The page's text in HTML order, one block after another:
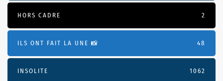
HORS CADRE 2
ILS ONT FAIT LA UNE 📸 48
INSOLITE 1062